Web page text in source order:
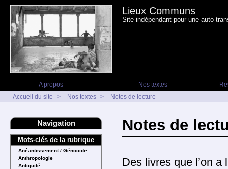
Lieux Communs
Site indépendant pour une auto-
A propos Nos textes
Accueil du site
> Nos textes > Notes de lecture
Notes de
Des livres que l’on a
Navigation
Mots-clés de la rubrique
Anéantissement / Génocide
Anthropologie
Antiquité